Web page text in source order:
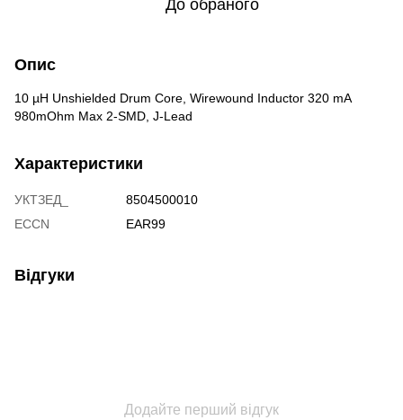
До обраного
Опис
10 µH Unshielded Drum Core, Wirewound Inductor 320 mA
980mOhm Max 2-SMD, J-Lead
Характеристики
УКТЗЕД_
8504500010
ECCN
EAR99
Відгуки
Додайте перший відгук